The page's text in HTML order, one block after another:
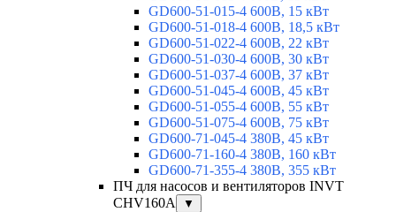
GD600-51-015-4 600В, 15 кВт
GD600-51-018-4 600В, 18,5 кВт
GD600-51-022-4 600В, 22 кВт
GD600-51-030-4 600В, 30 кВт
GD600-51-037-4 600В, 37 кВт
GD600-51-045-4 600В, 45 кВт
GD600-51-055-4 600В, 55 кВт
GD600-51-075-4 600В, 75 кВт
GD600-71-045-4 380В, 45 кВт
GD600-71-160-4 380В, 160 кВт
GD600-71-355-4 380В, 355 кВт
ПЧ для насосов и вентиляторов INVT
CHV160A
▼